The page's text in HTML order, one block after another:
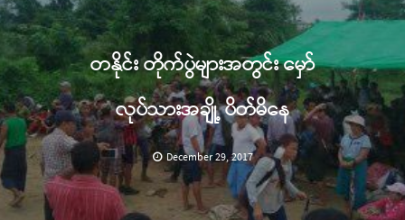
တနိုင်း တိုက်ပွဲများအတွင်း မှော်
လုပ်သားအချို့ ပိတ်မိနေ
December 29, 2017